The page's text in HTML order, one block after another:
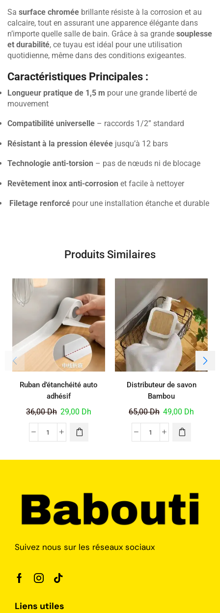
Sa surface chromée brillante résiste à la corrosion et au
calcaire, tout en assurant une apparence élégante dans
n’importe quelle salle de bain. Grâce à sa grande souplesse
et durabilité, ce tuyau est idéal pour une utilisation
quotidienne, même dans des conditions exigeantes.
Caractéristiques Principales :
Longueur pratique de 1,5 m pour une grande liberté de
mouvement
Compatibilité universelle – raccords 1/2” standard
Résistant à la pression élevée jusqu’à 12 bars
Technologie anti-torsion – pas de nœuds ni de blocage
Revêtement inox anti-corrosion et facile à nettoyer
Filetage renforcé pour une installation étanche et durable
Produits Similaires
Ruban d’étanchéité auto
adhésif
36,00Dh 29,00 Dh
Distributeur de savon
Bambou
65,00Dh 49,00 Dh
Suivez nous sur les réseaux sociaux
Liens utiles